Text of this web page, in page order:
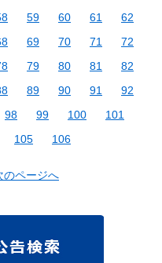
59 60 61
62
69 70 71
72
79 80 81
82
89 90 91
92
98 99 100
101
105 106
のページへ